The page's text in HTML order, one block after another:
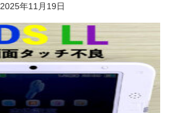
2025年11月19日